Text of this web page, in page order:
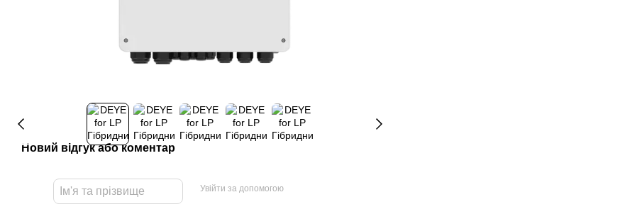
Новий відгук або коментар
Увійти за допомогою